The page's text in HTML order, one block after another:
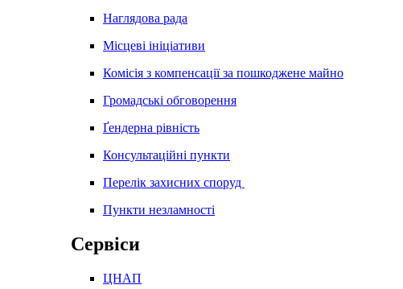
Наглядова рада
Місцеві ініціативи
Комісія з компенсації за пошкоджене майно
Громадські обговорення
Ґендерна рівність
Консультаційні пункти
Перелік захисних споруд
Пункти незламності
Сервіси
ЦНАП